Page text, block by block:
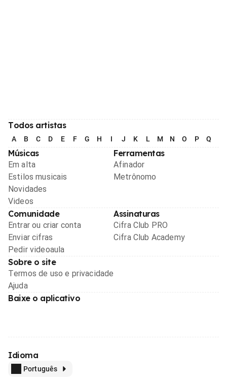
Todos artistas
A B C D E F G H I J K L M N O P Q
Músicas
Em alta
Estilos musicais
Novidades
Videos
Ferramentas
Afinador
Metrônomo
Comunidade
Entrar ou criar conta
Enviar cifras
Pedir videoaula
Assinaturas
Cifra Club PRO
Cifra Club Academy
Sobre o site
Termos de uso e privacidade
Ajuda
Baixe o aplicativo
Idioma
Português